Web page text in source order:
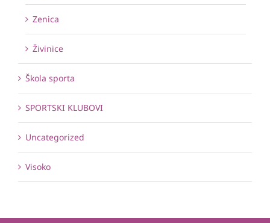
Zenica
Živinice
Škola sporta
SPORTSKI KLUBOVI
Uncategorized
Visoko